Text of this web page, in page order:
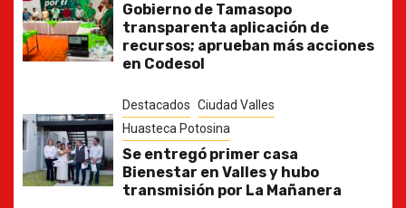
Gobierno de Tamasopo
transparenta aplicación de
recursos; aprueban más acciones
en Codesol
Destacados Ciudad Valles
Huasteca Potosina
Se entregó primer casa
Bienestar en Valles y hubo
transmisión por La Mañanera